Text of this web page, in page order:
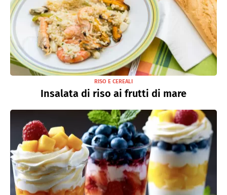
RISO E CEREALI
Insalata di riso ai frutti di mare